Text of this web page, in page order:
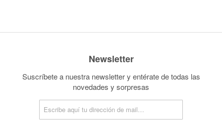
Newsletter
Suscríbete a nuestra newsletter y entérate de todas las
novedades y sorpresas